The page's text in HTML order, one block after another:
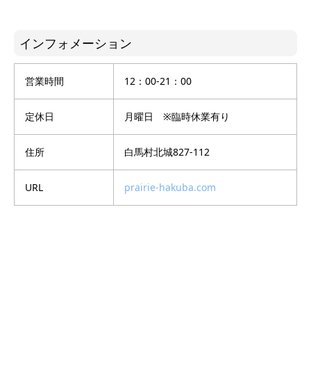
インフォメーション
営業時間 12：00-21：00
定休日 月曜日 ※臨時休業有り
住所 白馬村北城827-112
URL prairie-hakuba.com